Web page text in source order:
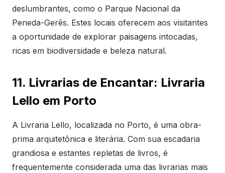
deslumbrantes, como o Parque Nacional da
Peneda-Gerês. Estes locais oferecem aos visitantes
a oportunidade de explorar paisagens intocadas,
ricas em biodiversidade e beleza natural.
11. Livrarias de Encantar: Livraria
Lello em Porto
A Livraria Lello, localizada no Porto, é uma obra-
prima arquitetônica e literária. Com sua escadaria
grandiosa e estantes repletas de livros, é
frequentemente considerada uma das livrarias mais